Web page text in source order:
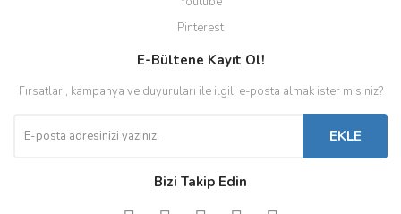
Pinterest
E-Bültene Kayıt Ol!
Fırsatları, kampanya ve duyuruları ile ilgili e-posta almak ister misiniz?
EKLE
Bizi Takip Edin